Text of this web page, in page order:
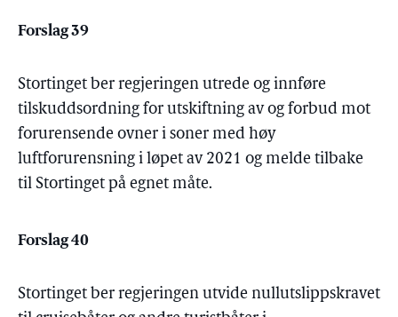
Forslag 39
Stortinget ber regjeringen utrede og innføre
tilskuddsordning for utskiftning av og forbud mot
forurensende ovner i soner med høy
luftforurensning i løpet av 2021 og melde tilbake
til Stortinget på egnet måte.
Forslag 40
Stortinget ber regjeringen utvide nullutslippskravet